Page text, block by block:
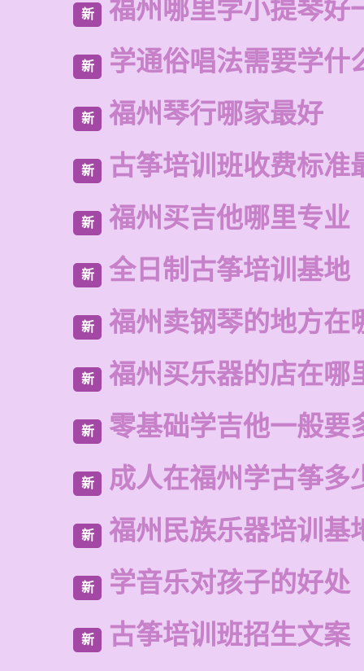
新 福州哪里学小提琴好
新 学通俗唱法需要学什
新 福州琴行哪家最好
新 古筝培训班收费标准
新 福州买吉他哪里专业
新 全日制古筝培训基地
新 福州卖钢琴的地方在
新 福州买乐器的店在哪
新 零基础学吉他一般要
新 成人在福州学古筝多
新 福州民族乐器培训基
新 学音乐对孩子的好处
新 古筝培训班招生文案